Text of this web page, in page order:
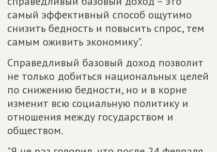
самый эффективный способ ощутимо
снизить бедность и повысить спрос, тем
самым оживить экономику".
Справедливый базовый доход позволит
не только добиться национальных целей
по снижению бедности, но и в корне
изменит всю социальную политику и
отношения между государством и
обществом.